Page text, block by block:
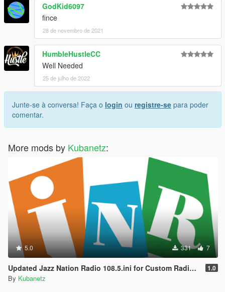
GodKid6097
fince
28 de novembro de 2021
HumbleHustleCC
Well Needed
25 de julho de 2022
Junte-se à conversa! Faça o login ou registre-se para poder
comentar.
More mods by Kubanetz:
5.0 331 7
Updated Jazz Nation Radio 108.5.ini for Custom Radio Stations by stillhere 1.0
By Kubanetz